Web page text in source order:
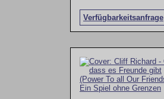
Verfügbarkeitsanfrage